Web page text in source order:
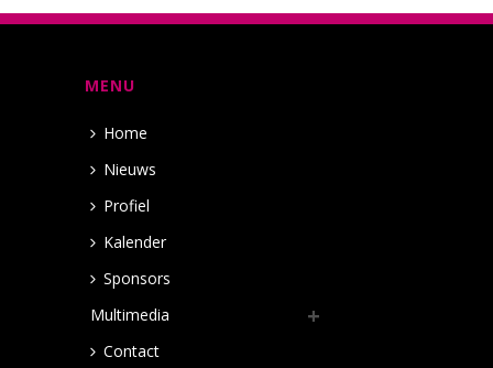
MENU
Home
Nieuws
Profiel
Kalender
Sponsors
Multimedia
Contact